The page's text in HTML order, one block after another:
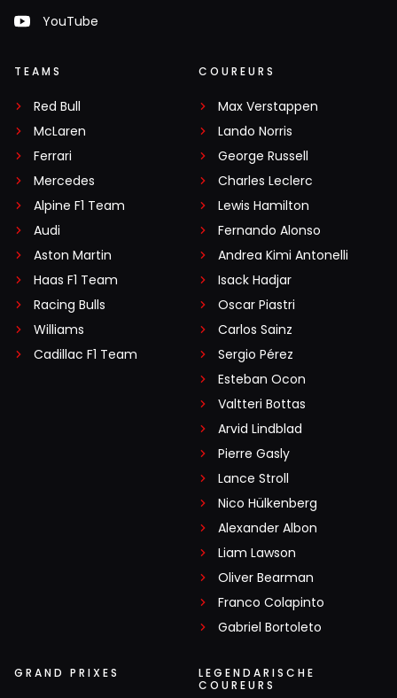
YouTube
TEAMS
Red Bull
McLaren
Ferrari
Mercedes
Alpine F1 Team
Audi
Aston Martin
Haas F1 Team
Racing Bulls
Williams
Cadillac F1 Team
COUREURS
Max Verstappen
Lando Norris
George Russell
Charles Leclerc
Lewis Hamilton
Fernando Alonso
Andrea Kimi Antonelli
Isack Hadjar
Oscar Piastri
Carlos Sainz
Sergio Pérez
Esteban Ocon
Valtteri Bottas
Arvid Lindblad
Pierre Gasly
Lance Stroll
Nico Hülkenberg
Alexander Albon
Liam Lawson
Oliver Bearman
Franco Colapinto
Gabriel Bortoleto
GRAND PRIXES
LEGENDARISCHE
COUREURS